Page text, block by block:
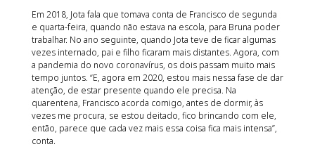
Em 2018, Jota fala que tomava conta de Francisco de segunda
e quarta-feira, quando não estava na escola, para Bruna poder
trabalhar. No ano seguinte, quando Jota teve de ficar algumas
vezes internado, pai e filho ficaram mais distantes. Agora, com
a pandemia do novo coronavírus, os dois passam muito mais
tempo juntos. “E, agora em 2020, estou mais nessa fase de dar
atenção, de estar presente quando ele precisa. Na
quarentena, Francisco acorda comigo, antes de dormir, às
vezes me procura, se estou deitado, fico brincando com ele,
então, parece que cada vez mais essa coisa fica mais intensa”,
conta.